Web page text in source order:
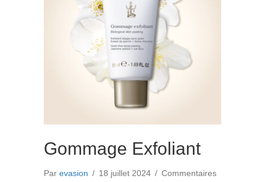
Gommage Exfoliant
Par evasion / 18 juillet 2024 / Commentaires